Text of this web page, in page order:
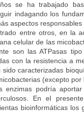
se ha trabajado
indagando los
aspectos
entre otros, en la
celular de las
son las ATPasas
con la resistencia a
caracterizadas
(excepto por
enzimas podría
En el
bioinformáticas los